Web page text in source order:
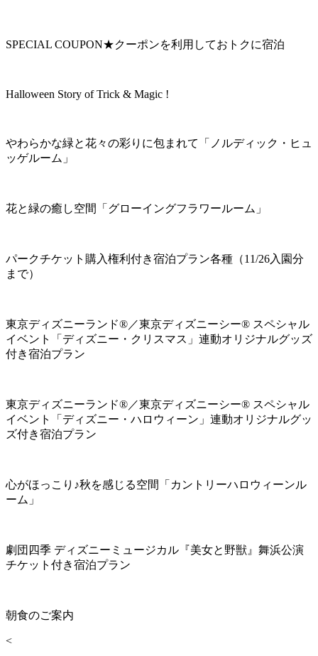
SPECIAL COUPON★クーポンを利用しておトクに宿泊
Halloween Story of Trick & Magic !
やわらかな緑と花々の彩りに包まれて「ノルディック・ヒュ
ッゲルーム」
花と緑の癒し空間「グローイングフラワールーム」
パークチケット購入権利付き宿泊プラン各種（11/26入園分
まで）
東京ディズニーランド®／東京ディズニーシー® スペシャル
イベント「ディズニー・クリスマス」連動オリジナルグッズ
付き宿泊プラン
東京ディズニーランド®／東京ディズニーシー® スペシャル
イベント「ディズニー・ハロウィーン」連動オリジナルグッ
ズ付き宿泊プラン
心がほっこり♪秋を感じる空間「カントリーハロウィーンル
ーム」
劇団四季 ディズニーミュージカル『美女と野獣』舞浜公演
チケット付き宿泊プラン
朝食のご案内
<